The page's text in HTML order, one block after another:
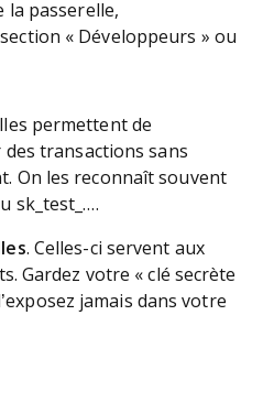
la passerelle,
« Développeurs » ou
permettent de
transactions sans
On les reconnaît souvent
sk_test_….
. Celles-ci servent aux
Gardez votre « clé secrète
jamais dans votre